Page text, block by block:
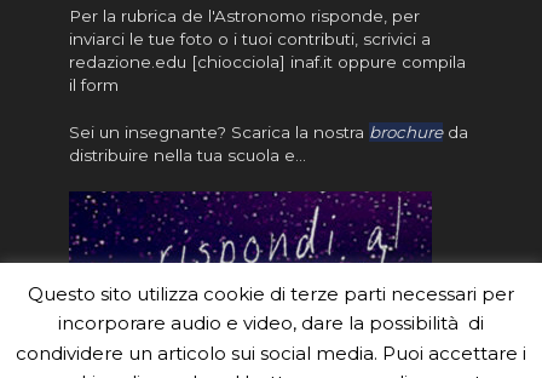
Per la rubrica de l'Astronomo risponde, per
inviarci le tue foto o i tuoi contributi, scrivici a
redazione.edu [chiocciola] inaf.it oppure compila
il form
Sei un insegnante? Scarica la nostra brochureda
distribuire nella tua scuola e…
Questo sito utilizza cookie di terze parti necessari per
incorporare audio e video, dare la possibilità di
condividere un articolo sui social media. Puoi accettare i